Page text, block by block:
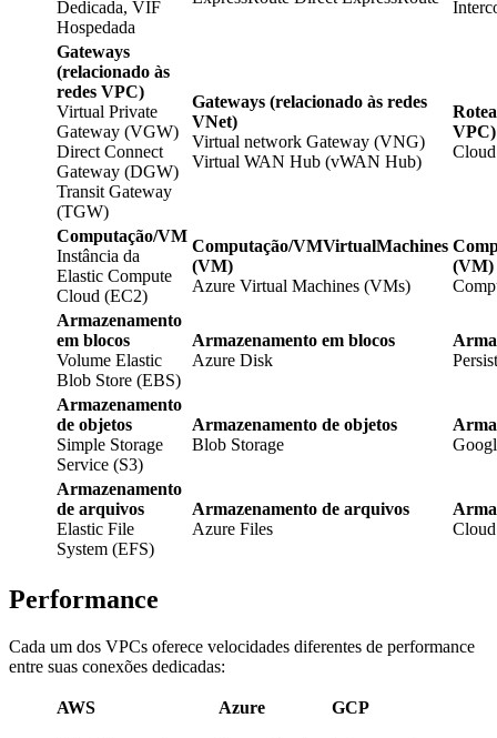
Dedicada, VIF
Hospedada
Gateways
(relacionado às
redes VPC)
Virtual Private
Gateway (VGW)
Direct Connect
Gateway (DGW)
Transit Gateway
(TGW)
Gateways (relacionado às redes
VNet)
Virtual network Gateway (VNG)
Virtual WAN Hub (vWAN Hub)
VPC)
Computação/VM
Instância da
Elastic Compute
Cloud (EC2)
Computação/VMVirtualMachines
(VM)
Azure Virtual Machines (VMs)
(VM)
Armazenamento
em blocos
Volume Elastic
Blob Store (EBS)
Armazenamento em blocos
Azure Disk
Armazenamento
de objetos
Simple Storage
Service (S3)
Armazenamento de objetos
Blob Storage
Armazenamento
de arquivos
Elastic File
System (EFS)
Armazenamento de arquivos
Azure Files
Performance
Cada um dos VPCs oferece velocidades diferentes de performance
entre suas conexões dedicadas:
AWS Azure GCP